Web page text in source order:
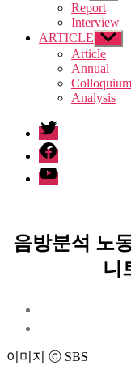
sub
menu
Report
Interview
ARTICLE Show
sub
menu
Article
Annual
Colloquium
Analysis
twitter
facebook
Youtube
음방분석 노
니
이미지 ⓒ SBS